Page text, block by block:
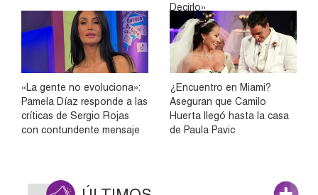
Decirlo»
«La gente no evoluciona»:
Pamela Díaz responde a las
críticas de Sergio Rojas
con contundente mensaje
¿Encuentro en Miami?
Aseguran que Camilo
Huerta llegó hasta la casa
de Paula Pavic